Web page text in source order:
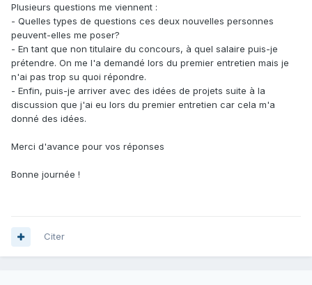
Plusieurs questions me viennent :
- Quelles types de questions ces deux nouvelles personnes
peuvent-elles me poser?
- En tant que non titulaire du concours, à quel salaire puis-je
prétendre. On me l'a demandé lors du premier entretien mais je
n'ai pas trop su quoi répondre.
- Enfin, puis-je arriver avec des idées de projets suite à la
discussion que j'ai eu lors du premier entretien car cela m'a
donné des idées.
Merci d'avance pour vos réponses
Bonne journée !
Citer